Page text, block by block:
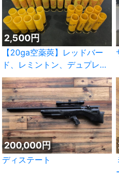
2,500円
【20ga空薬莢】レッドバー
ド、レミントン、デュプレク
ス
200,000円
ディステート